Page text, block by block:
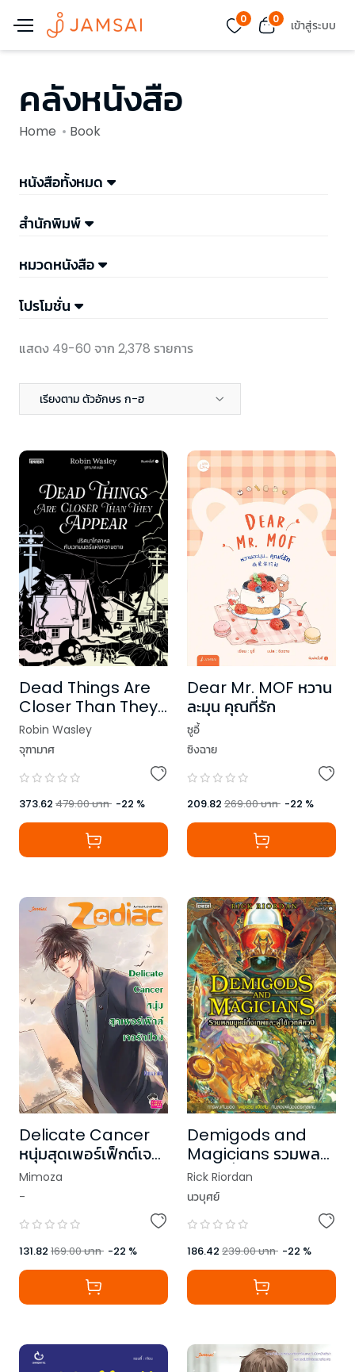
0 0 เข้าสู่ระบบ
คลังหนังสือ
Home Book
หนังสือทั้งหมด
สำนักพิมพ์
หมวดหนังสือ
โปรโมชั่น
แสดง 49-60 จาก 2,378 รายการ
เรียงตาม ตัวอักษร ก-ฮ
Dead Things Are
Closer Than They
Appear ปริศนา
โกลาหลกับเวทมนตร์
แห่งความตาย
Robin Wasley
จุฑามาศ
373.62 479.00บาท -22 %
Dear Mr. MOF หวาน
ละมุน คุณที่รัก
ซูอี้
ซิงฉาย
209.82 269.00บาท -22 %
Delicate Cancer
หนุ่มสุดเพอร์เฟ็กต์เจอ
รักป่วน
Mimoza
-
131.82 169.00บาท -22 %
Demigods and
Magicians รวมพล
มนุษย์กึ่งเทพและผู้ใช้
เวทพิศวง
Rick Riordan
นวบุศย์
186.42 239.00บาท -22 %